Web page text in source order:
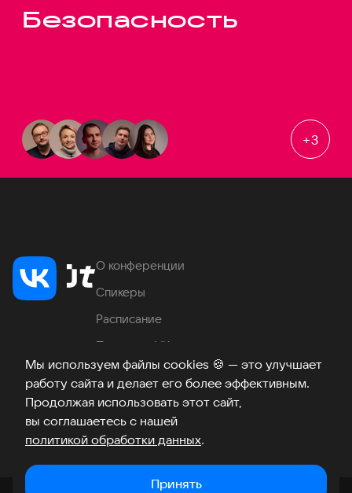
Мы используем файлы cookies 🍪 — это улучшает
работу сайта и делает его более эффективным.
Продолжая использовать этот сайт,
вы соглашаетесь с нашей
политикой обработки данных.
Принять
Безопасность
+3
О конференции
Спикеры
Расписание
Продукты VK
Место проведения
Часто задаваемые вопросы
ТелеграмВКонтакте
Хабр
Возникли вопросы? ©2026